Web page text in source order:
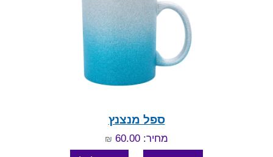
ספל מנצנץ
מחיר: 60.00 ₪